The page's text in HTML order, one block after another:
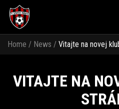
Home / News / Vitajte na novej
VITAJTE NA